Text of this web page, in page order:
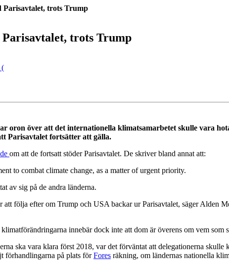
Parisavtalet, trots Trump
trots Trump
(
oron över att det internationella klimatsamarbetet skulle vara
Parisavtalet fortsätter att gälla.
om att de fortsatt stöder Parisavtalet. De skriver bland annat att:
to combat climate change, as a matter of urgent priority.
av sig på de andra länderna.
att följa efter om Trump och USA backar ur Parisavtalet, säger
innebär dock inte att dom är överens om vem som
ska vara klara först 2018, var det förväntat att delegationerna
förhandlingarna på plats förFores räkning, om ländernas nationella